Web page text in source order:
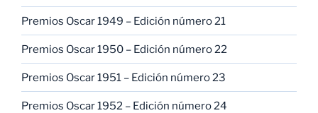
Premios Oscar 1949 – Edición número 21
Premios Oscar 1950 – Edición número 22
Premios Oscar 1951 – Edición número 23
Premios Oscar 1952 – Edición número 24